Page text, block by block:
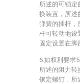
所述的可锁定
换装置，所述
弹簧的插杆，
杆可转动地设
固定设置在脚
6.如权利要求
所述的阻力转
锁定螺钉，所